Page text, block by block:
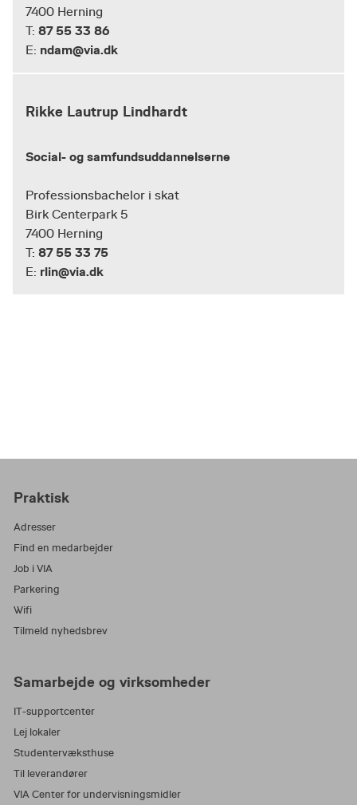
7400 Herning
T: 87 55 33 86
E: ndam@via.dk
Rikke Lautrup Lindhardt
Social- og samfundsuddannelserne
Professionsbachelor i skat
Birk Centerpark 5
7400 Herning
T: 87 55 33 75
E: rlin@via.dk
Praktisk
Adresser
Find en medarbejder
Job i VIA
Parkering
Wifi
Tilmeld nyhedsbrev
Samarbejde og virksomheder
IT-supportcenter
Lej lokaler
Studentervæksthuse
Til leverandører
VIA Center for undervisningsmidler